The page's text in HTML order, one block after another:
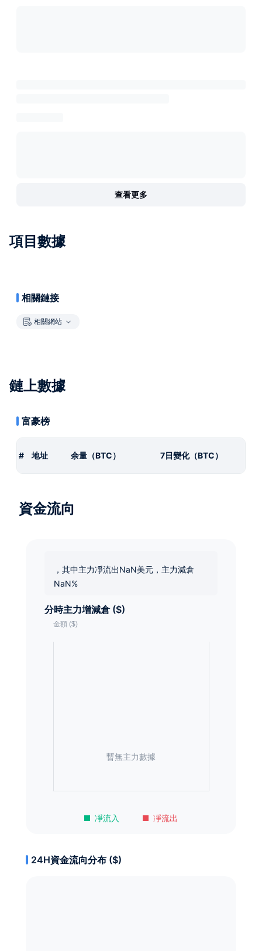
查看更多
項目數據
相關鏈接
相關網站
鏈上數據
富豪榜
# 地址 余量（BTC） 7日變化（BTC）
資金流向
，其中主力凈流出NaN美元，主力減倉
NaN%
分時主力增減倉 ($)
凈流入 凈流出
暫無主力數據
24H資金流向分布 ($)